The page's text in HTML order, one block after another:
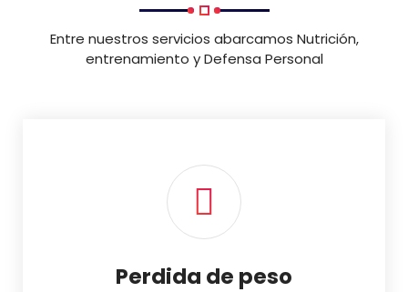
Entre nuestros servicios abarcamos Nutrición,
entrenamiento y Defensa Personal
Perdida de peso